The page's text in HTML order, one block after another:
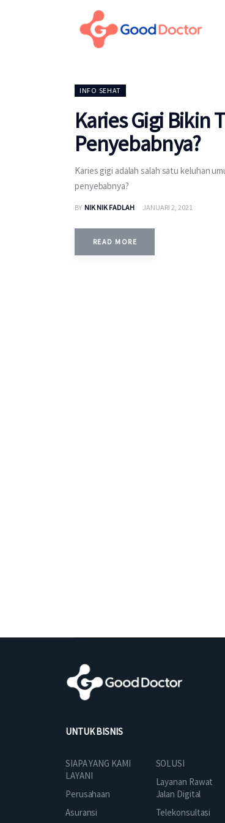
INFO SEHAT
Karies Gigi Bikin
Penyebabnya?
Karies gigi adalah salah satu keluhan
penyebabnya?
BY NIK NIK FADLAH JANUARI 2, 2021
READ MORE
UNTUK BISNIS
SIAPA YANG KAMI
LAYANI
Perusahaan
Asuransi
SOLUSI
Layanan Rawat
Jalan Digital
Telekonsultasi